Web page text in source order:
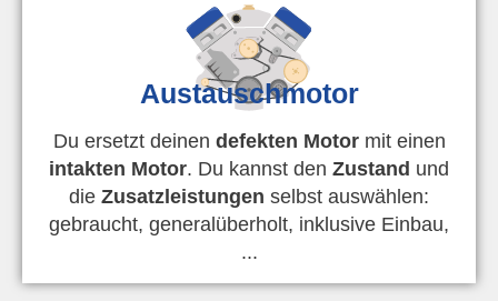
Austauschmotor
Du ersetzt deinen defekten Motormit einen
intakten Motor. Du kannst den Zustand und
die Zusatzleistungen selbst auswählen:
gebraucht, generalüberholt, inklusive Einbau,
...